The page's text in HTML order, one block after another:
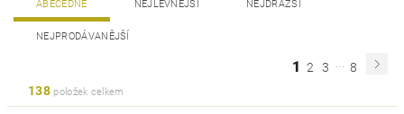
ABECEDNĚ NEJLEVNĚJŠÍ NEJDRAŽŠÍ
NEJPRODÁVANĚJŠÍ
1 2 3 ... 8
138položek celkem